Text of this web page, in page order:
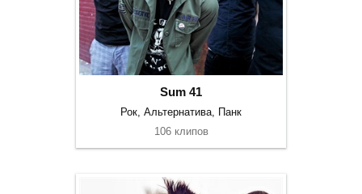
Sum 41
Рок, Альтернатива, Панк
106 клипов